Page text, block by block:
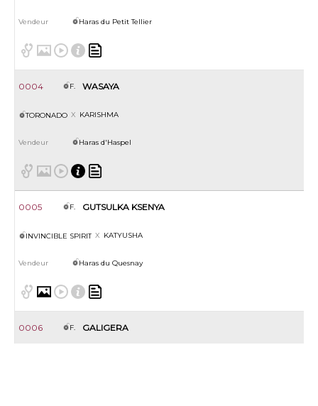
Haras du Petit Tellier
0004 F. WASAYA
TORONADO KARISHMA
Haras d'Haspel
0005 F. GUTSULKA KSENYA
INVINCIBLE SPIRIT KATYUSHA
Haras du Quesnay
0006 F. GALIGERA